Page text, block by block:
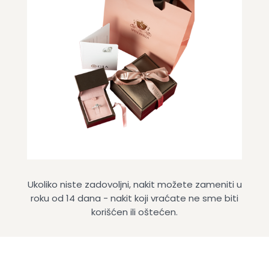
Ukoliko niste zadovoljni, nakit možete zameniti u
roku od 14 dana - nakit koji vraćate ne sme biti
korišćen ili oštećen.